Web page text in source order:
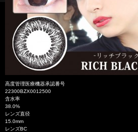
高度管理医療機器承認番号
22300BZX0012500
含水率
38.0%
レンズ直径
15.0mm
レンズBC